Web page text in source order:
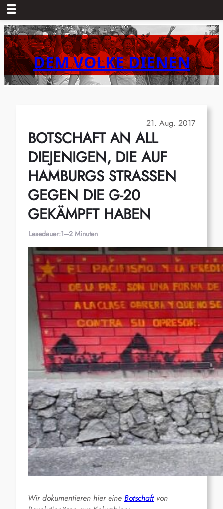
Zum
Inhalt
springenDEM VOLKE DIENEN
21. Aug. 2017
BOTSCHAFT AN ALL
DIEJENIGEN, DIE AUF
HAMBURGS STRASSEN
GEGEN DIE G-20
GEKÄMPFT HABEN
Lesedauer:1–2 Minuten
Wir dokumentieren hier eine Botschaftvon